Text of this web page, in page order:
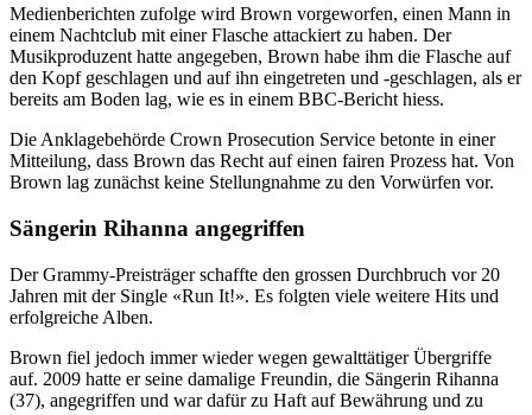
Medienberichten zufolge wird Brown vorgeworfen, einen Mann in
einem Nachtclub mit einer Flasche attackiert zu haben. Der
Musikproduzent hatte angegeben, Brown habe ihm die Flasche auf
den Kopf geschlagen und auf ihn eingetreten und -geschlagen, als er
bereits am Boden lag, wie es in einem BBC-Bericht hiess.
Die Anklagebehörde Crown Prosecution Service betonte in einer
Mitteilung, dass Brown das Recht auf einen fairen Prozess hat. Von
Brown lag zunächst keine Stellungnahme zu den Vorwürfen vor.
Sängerin Rihanna angegriffen
Der Grammy-Preisträger schaffte den grossen Durchbruch vor 20
Jahren mit der Single «Run It!». Es folgten viele weitere Hits und
erfolgreiche Alben.
Brown fiel jedoch immer wieder wegen gewalttätiger Übergriffe
auf. 2009 hatte er seine damalige Freundin, die Sängerin Rihanna
(37), angegriffen und war dafür zu Haft auf Bewährung und zu